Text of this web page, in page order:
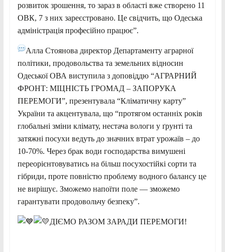
розвиток зрошення, то зараз в області вже створено 11
ОВК, 7 з них зареєстровано. Це свідчить, що Одеська
адміністрація професійно працює”.
Алла Стоянова директор Департаменту аграрної
політики, продовольства та земельних відносин
Одеської ОВА виступила з доповіддю “АГРАРНИЙ
ФРОНТ: МІЦНІСТЬ ГРОМАД – ЗАПОРУКА
ПЕРЕМОГИ”, презентувала “Кліматичну карту”
України та акцентувала, що “протягом останніх років
глобальні зміни клімату, нестача вологи у ґрунті та
затяжні посухи ведуть до значних втрат урожаїв – до
10-70%. Через брак води господарства вимушені
переорієнтовуватись на більш посухостійкі сорти та
гібриди, проте повністю проблему водного балансу це
не вирішує. Зможемо напоїти поле — зможемо
гарантувати продовольчу безпеку”.
ДІЄМО РАЗОМ ЗАРАДИ ПЕРЕМОГИ!